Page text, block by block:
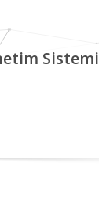
Sistemi